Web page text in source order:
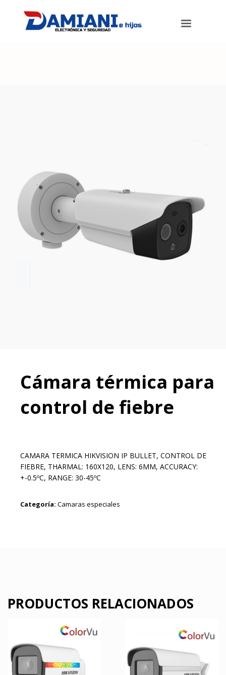
Cámara térmica para
control de fiebre
CAMARA TERMICA HIKVISION IP BULLET, CONTROL DE
FIEBRE, THARMAL: 160X120, LENS: 6MM, ACCURACY:
+-0.5ºC, RANGE: 30-45ºC
Categoría: Camaras especiales
PRODUCTOS RELACIONADOS